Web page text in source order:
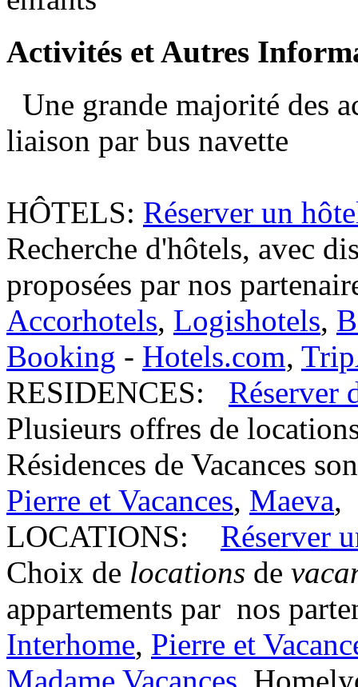
Activités et Autres
Une grande majorité des
liaison par bus navette
HÔTELS: Réserver un
Recherche d'hôtels, avec
proposées par nos
Accorhotels, Logishotels,
Booking - Hotels.com,
RESIDENCES:
Réserver
Plusieurs offres de
Résidences de Vacances
Pierre et Vacances, Maeva,
LOCATIONS:
Réserver
Choix de locations de
appartements par nos
Interhome, Pierre et